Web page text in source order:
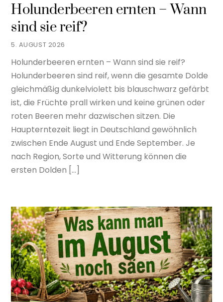
5. AUGUST 2026
Holunderbeeren ernten – Wann
sind sie reif?
Holunderbeeren ernten – Wann sind sie reif?
Holunderbeeren sind reif, wenn die gesamte Dolde
gleichmäßig dunkelviolett bis blauschwarz gefärbt
ist, die Früchte prall wirken und keine grünen oder
roten Beeren mehr dazwischen sitzen. Die
Haupterntezeit liegt in Deutschland gewöhnlich
zwischen Ende August und Ende September. Je
nach Region, Sorte und Witterung können die
ersten Dolden […]